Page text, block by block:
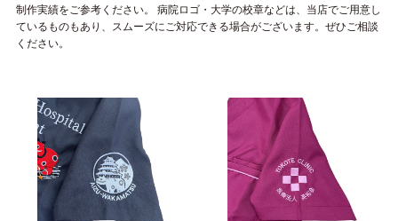
制作実績をご参考ください。
病院ロゴ・大学の校章などは、当店でご用意し
ているものもあり、 スムーズにご対応できる場合がございます。ぜひご相談
ください。